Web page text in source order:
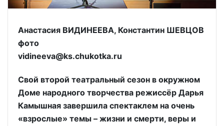
Анастасия ВИДИНЕЕВА, Константин ШЕВЦОВ
фото
vidineeva@ks.chukotka.ru
Свой второй театральный сезон в окружном
Доме народного творчества режиссёр Дарья
Камышная завершила спектаклем на очень
«взрослые» темы – жизни и смерти, веры и